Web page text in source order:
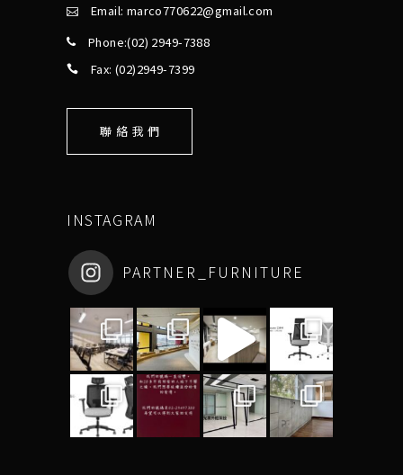
Email: marco770622@gmail.com
Phone:(02) 2949-7388
Fax: (02)2949-7399
聯 絡 我 們
INSTAGRAM
PARTNER_FURNITURE